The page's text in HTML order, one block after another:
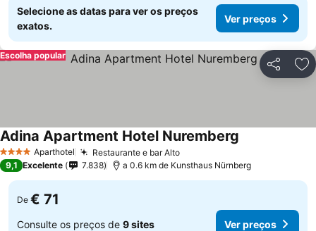
Selecione as datas para ver os preços
exatos.
Ver preços
Partilhar
Escolha popular
4 EstrelasAparthotel Restaurante e bar AltoVer preços
Adina Apartment Hotel Nuremberg
9,1 Excelente 7.838 a 0.6 km de Kunsthaus Nürnberg
De € 71
Consulte os preços de 9 sites Ver preços